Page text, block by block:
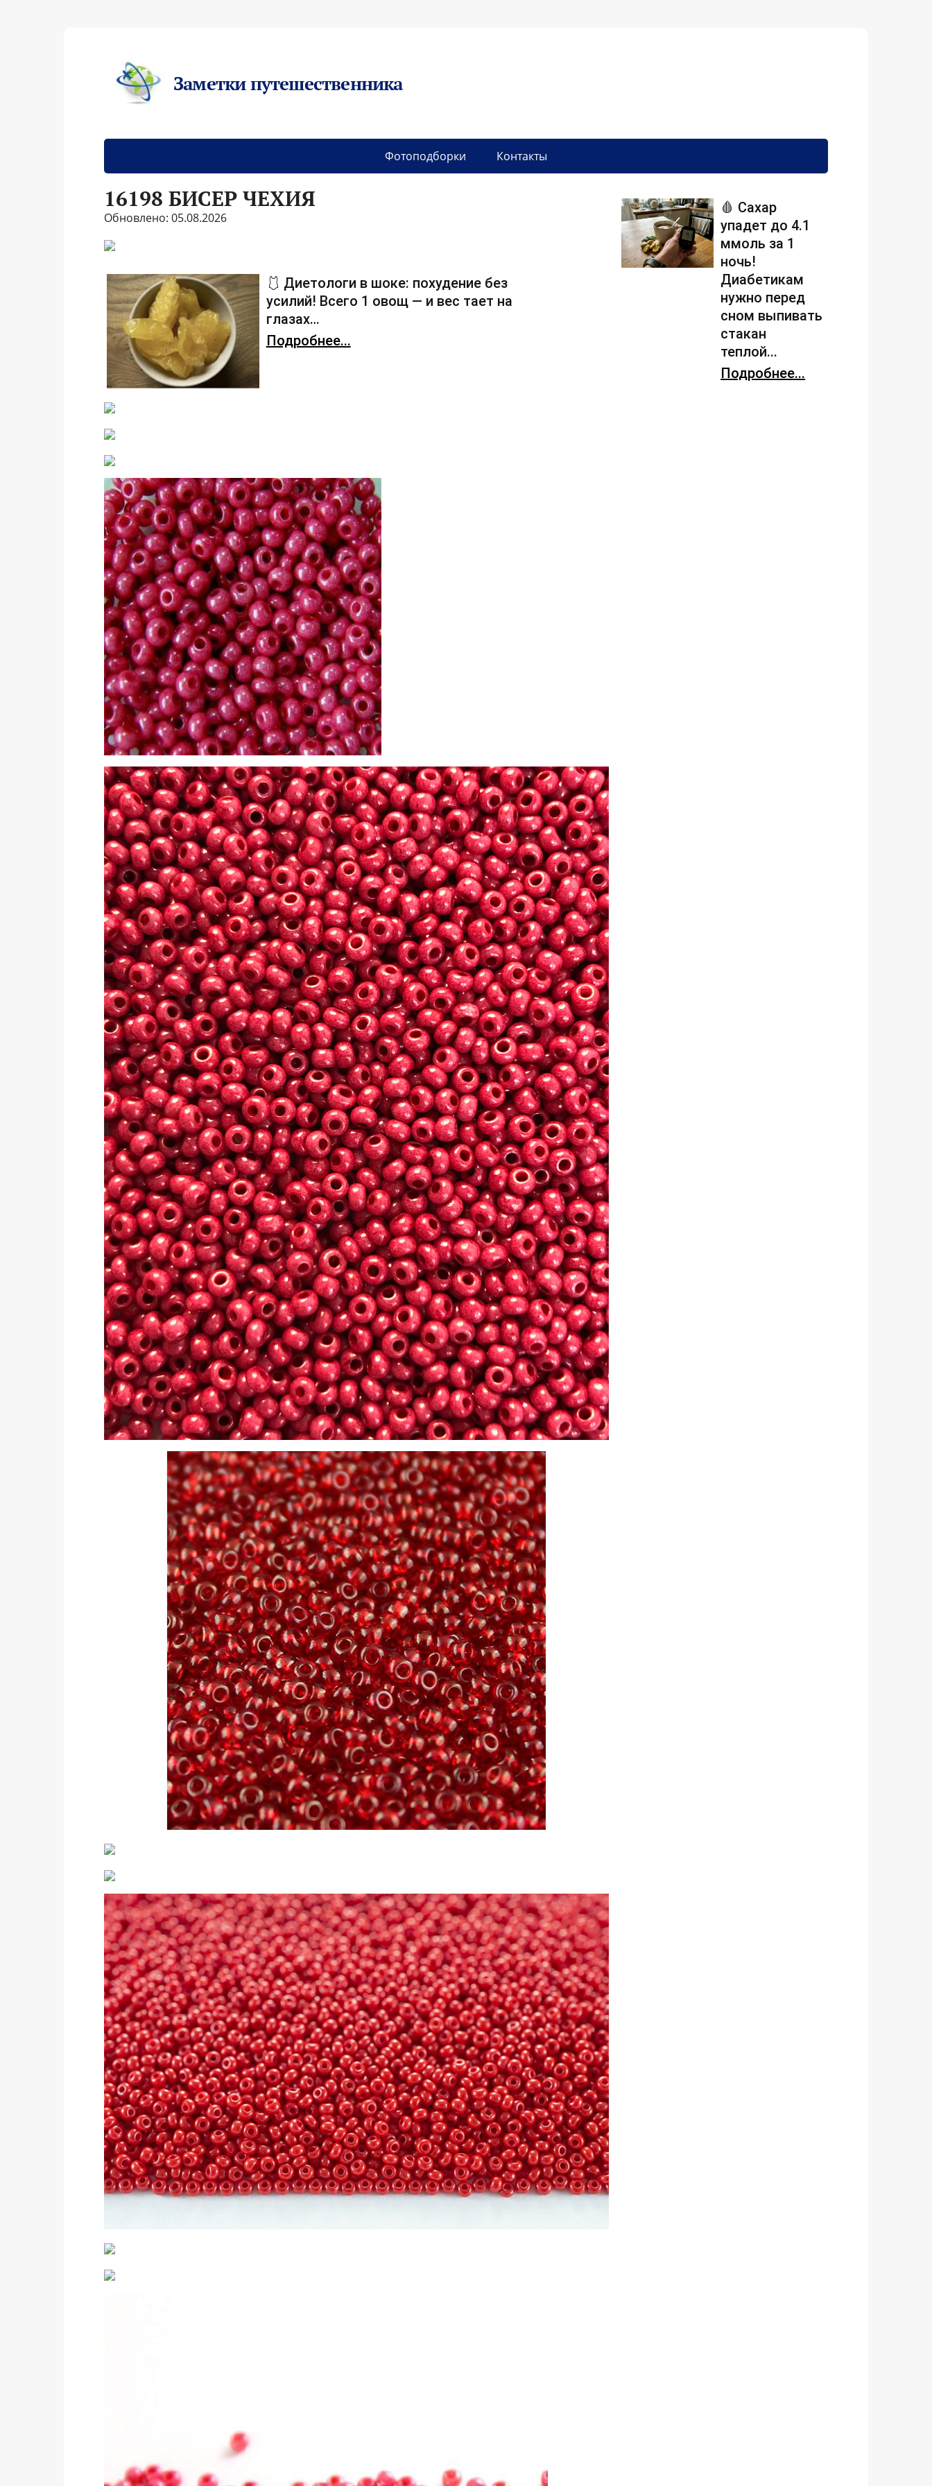
Заметки путешественника
Фотоподборки Контакты
16198 БИСЕР ЧЕХИЯ
Обновлено: 05.08.2026
🩱 Диетологи в шоке: похудение без
усилий! Всего 1 овощ — и вес тает на
глазах…
Подробнее...
🩸 Сахар
упадет до 4.1
ммоль за 1
ночь!
Диабетикам
нужно перед
сном выпивать
стакан
теплой...
Подробнее...